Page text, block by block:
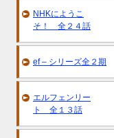
NHKにようこ
そ！ 全２４話
ef – シリーズ全２期
エルフェンリー
ト 全１３話